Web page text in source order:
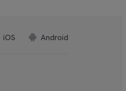
iOS Android